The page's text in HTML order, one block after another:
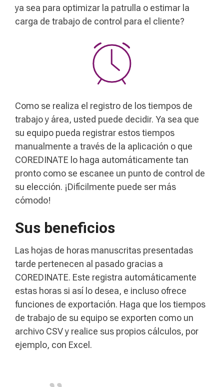
ya sea para optimizar la patrulla o estimar la
carga de trabajo de control para el cliente?
Como se realiza el registro de los tiempos de
trabajo y área, usted puede decidir. Ya sea que
su equipo pueda registrar estos tiempos
manualmente a través de la aplicación o que
COREDINATE lo haga automáticamente tan
pronto como se escanee un punto de control de
su elección. ¡Difícilmente puede ser más
cómodo!
Sus beneficios
Las hojas de horas manuscritas presentadas
tarde pertenecen al pasado gracias a
COREDINATE. Este registra automáticamente
estas horas si así lo desea, e incluso ofrece
funciones de exportación. Haga que los tiempos
de trabajo de su equipo se exporten como un
archivo CSV y realice sus propios cálculos, por
ejemplo, con Excel.